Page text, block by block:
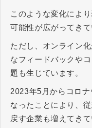
このような変化によ
可能性が広がってきて
ただし、オンライン
なフィードバックや
題も生じています。
2023年5月からコロ
なったことにより、
戻す企業も増えてきて